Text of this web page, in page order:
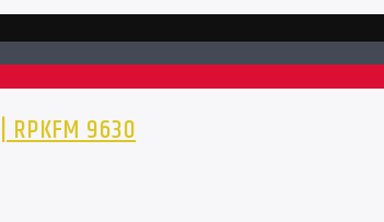
RPKFM 9630